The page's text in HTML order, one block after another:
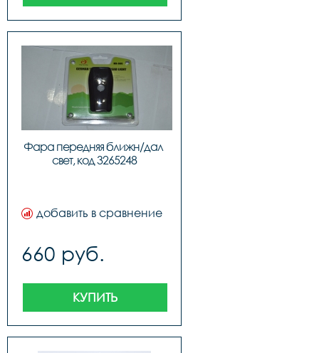
Фара передняя ближн/дал
свет, код 3265248
добавить в сравнение
660 руб.
КУПИТЬ